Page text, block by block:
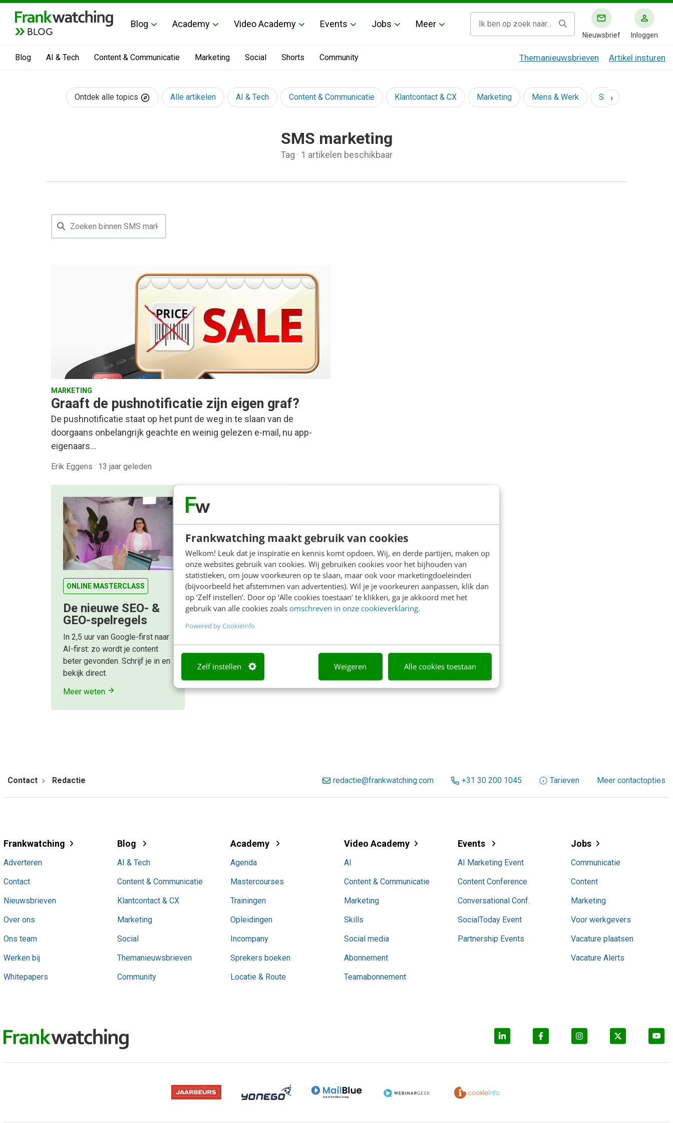
Frankwatching maakt gebruik van cookies
Welkom! Leuk dat je inspiratie en kennis komt opdoen. Wij, en derde partijen, maken op
onze websites gebruik van cookies. Wij gebruiken cookies voor het bijhouden van
statistieken, om jouw voorkeuren op te slaan, maar ook voor marketingdoeleinden
(bijvoorbeeld het afstemmen van advertenties). Wil je je voorkeuren aanpassen, klik dan
op ‘Zelf instellen’. Door op ‘Alle cookies toestaan’ te klikken, ga je akkoord met het
gebruik van alle cookies zoals omschreven in onze cookieverklaring.
Powered by CookieInfo
Zelf instellen Weigeren Alle cookies toestaan
BLOG
Blog Academy Video Academy Events Jobs Meer
Nieuwsbrief Inloggen
Blog AI & Tech Content & Communicatie Marketing Social Shorts Community Themanieuwsbrieven Artikel insturen
Ontdek alle topics Alle artikelen AI & Tech Content & Communicatie Klantcontact & CX Marketing Mens & Werk Social
›
SMS marketing
Tag · 1 artikelen beschikbaar
MARKETING
Graaft de pushnotificatie zijn eigen graf?
De pushnotificatie staat op het punt de weg in te slaan van de
doorgaans onbelangrijk geachte en weinig gelezen e-mail, nu app-
eigenaars…
Erik Eggens · 13 jaar geleden
ONLINE MASTERCLASS
De nieuwe SEO- &
GEO-spelregels
In 2,5 uur van Google-first naar
AI-first: zo wordt je content
beter gevonden. Schrijf je in en
bekijk direct.
Meer weten
Contact Redactie redactie@frankwatching.com +31 30 200 1045 Tarieven Meer contactopties
Frankwatching
Adverteren
Contact
Nieuwsbrieven
Over ons
Ons team
Werken bij
Whitepapers
Blog
AI & Tech
Content & Communicatie
Klantcontact & CX
Marketing
Social
Themanieuwsbrieven
Community
Academy
Agenda
Mastercourses
Trainingen
Opleidingen
Incompany
Sprekers boeken
Locatie & Route
Video Academy
AI
Content & Communicatie
Marketing
Skills
Social media
Abonnement
Teamabonnement
Events
AI Marketing Event
Content Conference
Conversational Conf.
SocialToday Event
Partnership Events
Jobs
Communicatie
Content
Marketing
Voor werkgevers
Vacature plaatsen
Vacature Alerts